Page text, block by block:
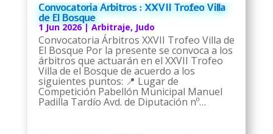
Convocatoria Árbitros : XXVII Trofeo Villa
de El Bosque
1 Jun 2026|Arbitraje, Judo
Convocatoria Árbitros XXVII Trofeo Villa de
El Bosque Por la presente se convoca a los
árbitros que actuarán en el XXVII Trofeo
Villa de el Bosque de acuerdo a los
siguientes puntos: 📍 Lugar de
Competición Pabellón Municipal Manuel
Padilla Tardío Avd. de Diputación nº…